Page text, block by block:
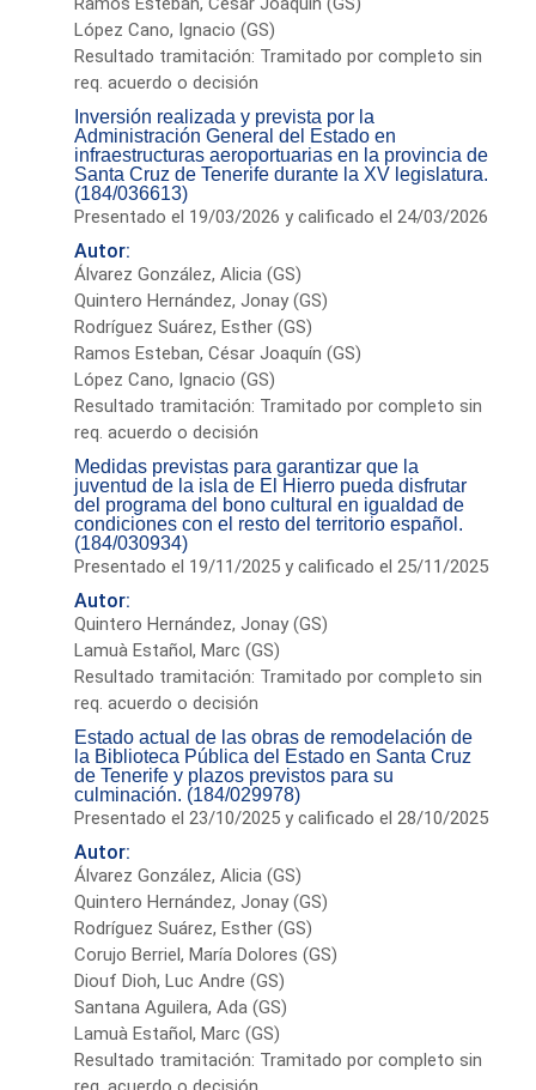
López Cano, Ignacio (GS)
Resultado tramitación: Tramitado por completo sin
req. acuerdo o decisión
Inversión realizada y prevista por la
Administración General del Estado en
infraestructuras aeroportuarias en la provincia de
Santa Cruz de Tenerife durante la XV legislatura.
(184/036613)
Presentado el 19/03/2026 y calificado el 24/03/2026
Autor:
Álvarez González, Alicia (GS)
Quintero Hernández, Jonay (GS)
Rodríguez Suárez, Esther (GS)
Ramos Esteban, César Joaquín (GS)
López Cano, Ignacio (GS)
Resultado tramitación: Tramitado por completo sin
req. acuerdo o decisión
Medidas previstas para garantizar que la
juventud de la isla de El Hierro pueda disfrutar
del programa del bono cultural en igualdad de
condiciones con el resto del territorio español.
(184/030934)
Presentado el 19/11/2025 y calificado el 25/11/2025
Autor:
Quintero Hernández, Jonay (GS)
Lamuà Estañol, Marc (GS)
Resultado tramitación: Tramitado por completo sin
req. acuerdo o decisión
Estado actual de las obras de remodelación de
la Biblioteca Pública del Estado en Santa Cruz
de Tenerife y plazos previstos para su
culminación. (184/029978)
Presentado el 23/10/2025 y calificado el 28/10/2025
Autor:
Álvarez González, Alicia (GS)
Quintero Hernández, Jonay (GS)
Rodríguez Suárez, Esther (GS)
Corujo Berriel, María Dolores (GS)
Diouf Dioh, Luc Andre (GS)
Santana Aguilera, Ada (GS)
Lamuà Estañol, Marc (GS)
Resultado tramitación: Tramitado por completo sin